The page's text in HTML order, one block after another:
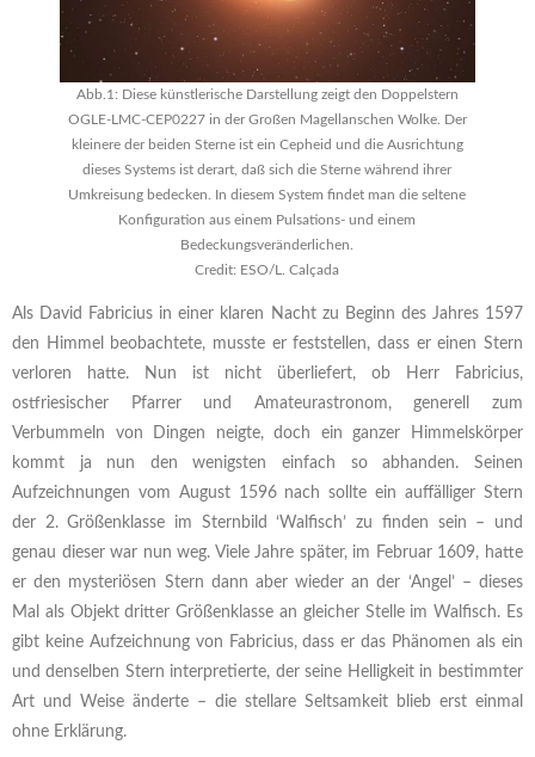
Abb.1: Diese künstlerische Darstellung zeigt den Doppelstern
OGLE-LMC-CEP0227 in der Großen Magellanschen Wolke. Der
kleinere der beiden Sterne ist ein Cepheid und die Ausrichtung
dieses Systems ist derart, daß sich die Sterne während ihrer
Umkreisung bedecken. In diesem System findet man die seltene
Konfiguration aus einem Pulsations- und einem
Bedeckungsveränderlichen.
Credit: ESO/L. Calçada
Als David Fabricius in einer klaren Nacht zu Beginn des Jahres 1597
den Himmel beobachtete, musste er feststellen, dass er einen Stern
verloren hatte. Nun ist nicht überliefert, ob Herr Fabricius,
ostfriesischer Pfarrer und Amateurastronom, generell zum
Verbummeln von Dingen neigte, doch ein ganzer Himmelskörper
kommt ja nun den wenigsten einfach so abhanden. Seinen
Aufzeichnungen vom August 1596 nach sollte ein auffälliger Stern
der 2. Größenklasse im Sternbild ‘Walfisch’ zu finden sein – und
genau dieser war nun weg. Viele Jahre später, im Februar 1609, hatte
er den mysteriösen Stern dann aber wieder an der ‘Angel’ – dieses
Mal als Objekt dritter Größenklasse an gleicher Stelle im Walfisch. Es
gibt keine Aufzeichnung von Fabricius, dass er das Phänomen als ein
und denselben Stern interpretierte, der seine Helligkeit in bestimmter
Art und Weise änderte – die stellare Seltsamkeit blieb erst einmal
ohne Erklärung.